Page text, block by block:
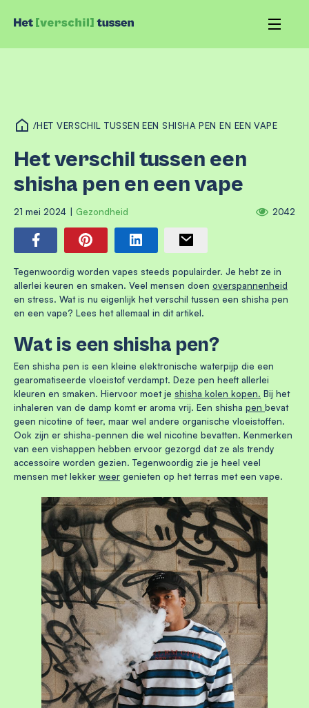
/HET VERSCHIL TUSSEN EEN SHISHA PEN EN EEN VAPE
Het verschil tussen een
shisha pen en een vape
21 mei 2024 Gezondheid 2042
Tegenwoordig worden vapes steeds populairder. Je hebt ze in
allerlei keuren en smaken. Veel mensen doen overspannenheid
en stress. Wat is nu eigenlijk het verschil tussen een shisha pen
en een vape? Lees het allemaal in dit artikel.
Wat is een shisha pen?
Een shisha pen is een kleine elektronische waterpijp die een
gearomatiseerde vloeistof verdampt. Deze pen heeft allerlei
kleuren en smaken. Hiervoor moet je shisha kolen kopen. Bij het
inhaleren van de damp komt er aroma vrij. Een shisha pen bevat
geen nicotine of teer, maar wel andere organische vloeistoffen.
Ook zijn er shisha-pennen die wel nicotine bevatten. Kenmerken
van een vishappen hebben ervoor gezorgd dat ze als trendy
accessoire worden gezien. Tegenwoordig zie je heel veel
mensen met lekker weer genieten op het terras met een vape.